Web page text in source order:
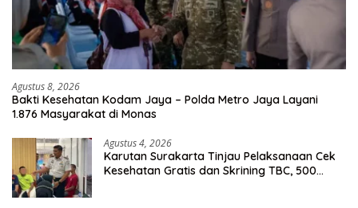
Agustus 8, 2026
Bakti Kesehatan Kodam Jaya – Polda Metro Jaya Layani
1.876 Masyarakat di Monas
Agustus 4, 2026
Karutan Surakarta Tinjau Pelaksanaan Cek
Kesehatan Gratis dan Skrining TBC, 500